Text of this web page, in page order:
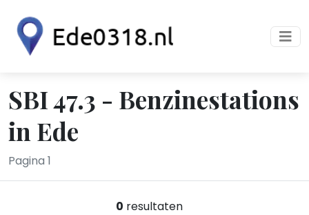
SBI 47.3 - Benzinestations
in Ede
Pagina 1
0 resultaten